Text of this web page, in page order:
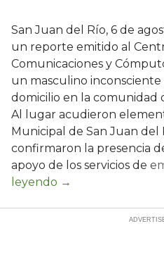
San Juan del Río, 6 de
un reporte emitido al
Comunicaciones y
un masculino
domicilio en la comunidad
Al lugar acudieron
Municipal de San Juan del
confirmaron la presencia
apoyo de los servicios de